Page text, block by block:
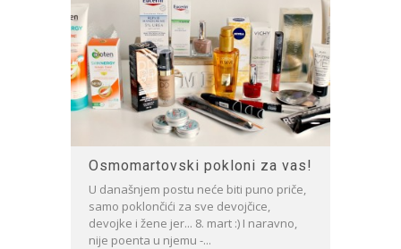
Osmomartovski pokloni za vas!
U današnjem postu neće biti puno priče,
samo poklončići za sve devojčice,
devojke i žene jer... 8. mart :) I naravno,
nije poenta u njemu -...